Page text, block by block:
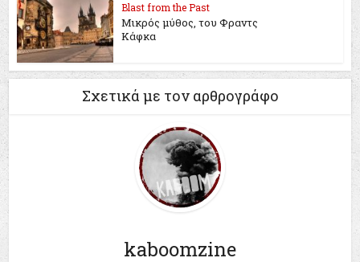
Blast from the Past
Μικρός μύθος, του Φραντς
Κάφκα
Σχετικά με τον αρθρογράφο
kaboomzine